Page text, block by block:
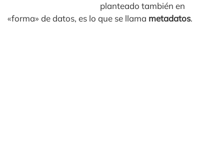
planteado también en
«forma» de datos, es lo que se llama metadatos.